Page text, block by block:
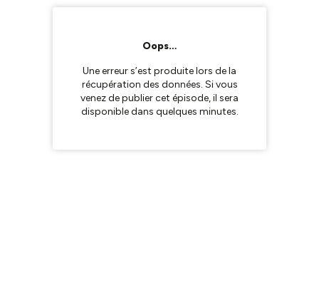
Oops…
Une erreur s’est produite lors de la
récupération des données. Si vous
venez de publier cet épisode, il sera
disponible dans quelques minutes.